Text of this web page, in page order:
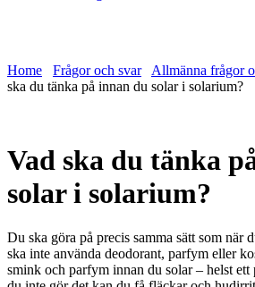
Home Frågor och svar Allmänna frågor
ska du tänka på innan du solar i solarium?
Vad ska du tänka
solar i solarium?
Du ska göra på precis samma sätt som när
ska inte använda deodorant, parfym eller
smink och parfym innan du solar – helst